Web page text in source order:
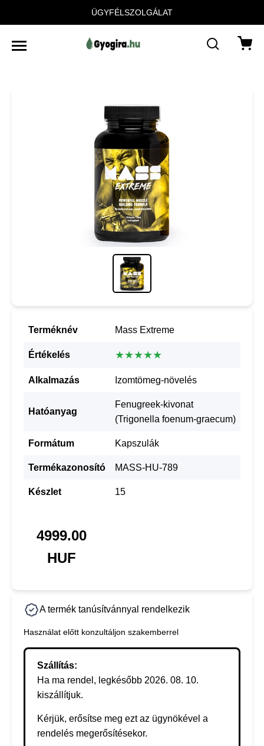
ÜGYFÉLSZOLGÁLAT
Terméknév Mass Extreme
Értékelés ★★★★★
Alkalmazás Izomtömeg-növelés
Hatóanyag
Fenugreek-kivonat
(Trigonella foenum-graecum)
Formátum Kapszulák
Termékazonosító MASS-HU-789
Készlet 15
4999.00
HUF
A termék tanúsítvánnyal rendelkezik
Használat előtt konzultáljon szakemberrel
Szállítás:
Ha ma rendel, legkésőbb 2026. 08. 10.
kiszállítjuk.
Kérjük, erősítse meg ezt az ügynökével a
rendelés megerősítésekor.